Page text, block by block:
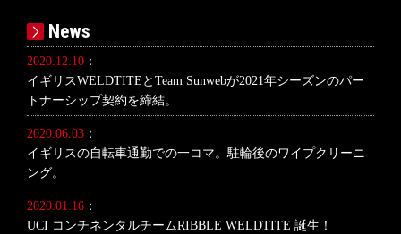
News
2020.12.10 ：
イギリスWELDTITEとTeam Sunwebが2021年シーズンのパー
トナーシップ契約を締結。
2020.06.03 ：
イギリスの自転車通勤での一コマ。駐輪後のワイプクリーニ
ング。
2020.01.16 ：
UCI コンチネンタルチームRIBBLE WELDTITE 誕生！